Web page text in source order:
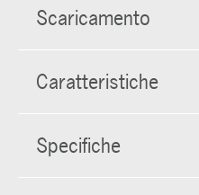
Scaricamento
Caratteristiche
Specifiche